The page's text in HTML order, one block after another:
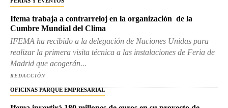
Ifema trabaja a contrarreloj en la organización de la
Cumbre Mundial del Clima
IFEMA ha recibido a la delegación de Naciones Unidas para
realizar la primera visita técnica a las instalaciones de Feria de
Madrid que acogerán...
REDACCIÓN
OFICINAS PARQUE EMPRESARIAL